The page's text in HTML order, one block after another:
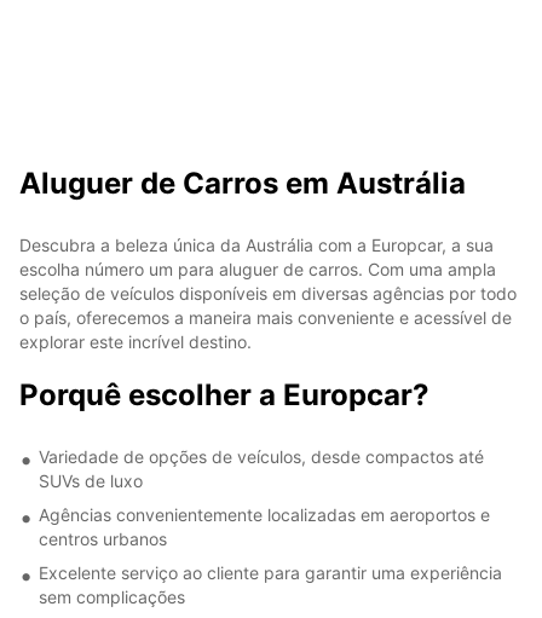
Aluguer de Carros em Austrália
Descubra a beleza única da Austrália com a Europcar, a sua
escolha número um para aluguer de carros. Com uma ampla
seleção de veículos disponíveis em diversas agências por todo
o país, oferecemos a maneira mais conveniente e acessível de
explorar este incrível destino.
Porquê escolher a Europcar?
Variedade de opções de veículos, desde compactos até
SUVs de luxo
Agências convenientemente localizadas em aeroportos e
centros urbanos
Excelente serviço ao cliente para garantir uma experiência
sem complicações